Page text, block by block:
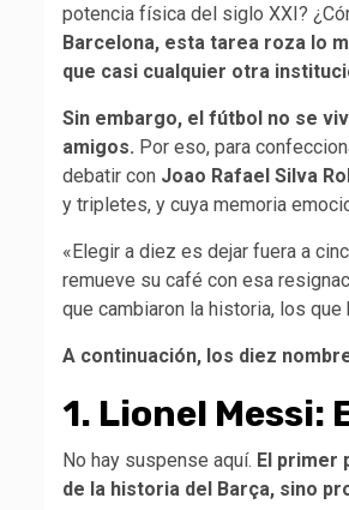
potencia física del siglo XXI?
Barcelona, esta tarea roza lo
que casi cualquier otra
Sin embargo, el fútbol no se
amigos. Por eso, para
debatir con Joao Rafael Silva
y tripletes, y cuya memoria
«Elegir a diez es dejar fuera a
remueve su café con esa
que cambiaron la historia, los
A continuación, los diez
1. Lionel Messi:
No hay suspense aquí. El primer
de la historia del Barça, sino